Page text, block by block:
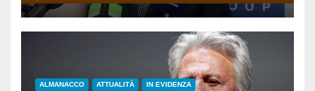
ALMANACCO ATTUALITÀ IN EVIDENZA